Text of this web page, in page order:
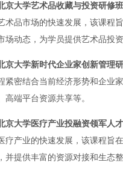
京大学艺术品收藏与投资研修班
术品市场的快速发展，该课程
场动态，为学员提供艺术品投
京大学新时代企业家创新管理
紧密结合当前经济形势和企业
高端平台资源共享等。
京大学医疗产业投融资领军人
疗产业的快速发展，该课程旨
并提供丰富的资源对接和生态整